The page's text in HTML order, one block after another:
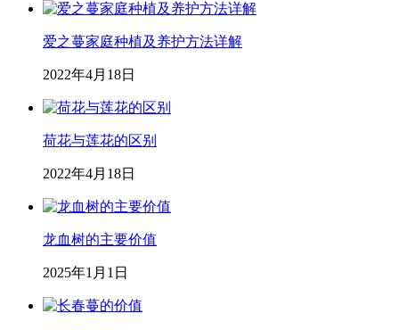
爱之蔓家庭种植及养护方法详解
2022年4月18日
荷花与莲花的区别
2022年4月18日
龙血树的主要价值
2025年1月1日